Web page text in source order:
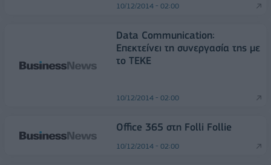
10/12/2014 - 02:00
Data Communication:
Επεκτείνει τη συνεργασία της με
το ΤΕΚΕ
10/12/2014 - 02:00
Office 365 στη Folli Follie
10/12/2014 - 02:00